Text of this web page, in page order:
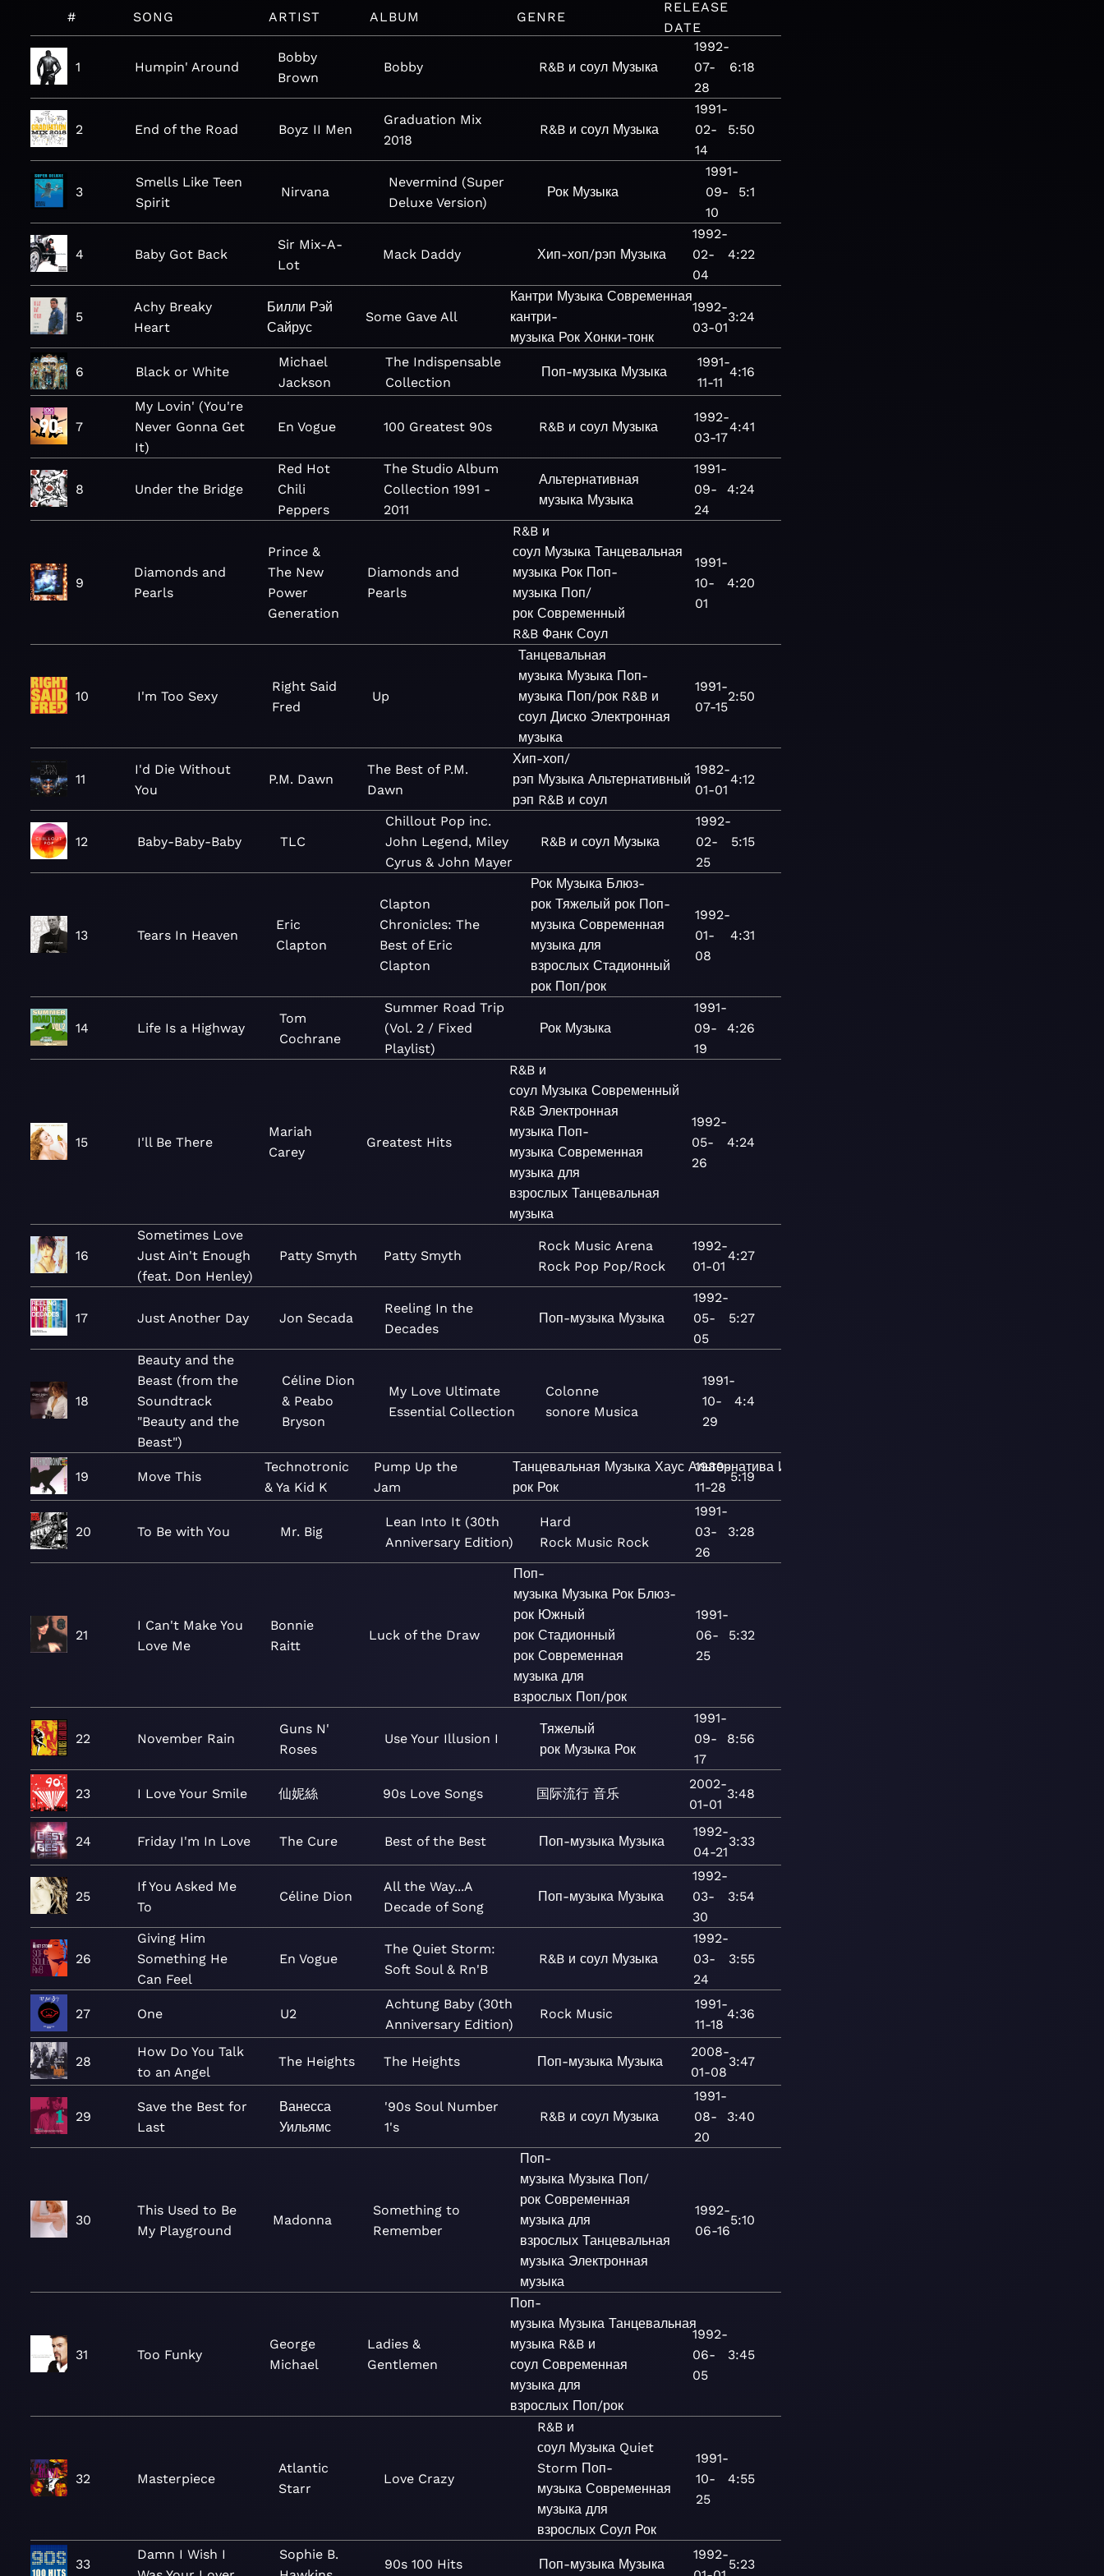
# SONG ARTIST ALBUM GENRE
RELEASE
DATE
1 Humpin' Around
Bobby
Brown
Bobby R&B и соул Музыка
1992-
07-
28
6:18
2 End of the Road Boyz II Men
Graduation Mix
2018
R&B и соул Музыка
1991-
02-
14
5:50
3
Smells Like Teen
Spirit
Nirvana
Nevermind (Super
Deluxe Version)
Рок Музыка
1991-
09-
10
5:1
4 Baby Got Back
Sir Mix-A-
Lot
Mack Daddy Хип-хоп/рэп Музыка
1992-
02-
04
4:22
5
Achy Breaky
Heart
Билли Рэй
Сайрус
Some Gave All
Кантри Музыка Современная
кантри-
музыка Рок Хонки-тонк
1992-
03-01
3:24
6 Black or White
Michael
Jackson
The Indispensable
Collection
Поп-музыка Музыка
1991-
11-11
4:16
7
My Lovin' (You're
Never Gonna Get
It)
En Vogue 100 Greatest 90s R&B и соул Музыка
1992-
03-17
4:41
8 Under the Bridge
Red Hot
Chili
Peppers
The Studio Album
Collection 1991 -
2011
Альтернативная
музыка Музыка
1991-
09-
24
4:24
9
Diamonds and
Pearls
Prince &
The New
Power
Generation
Diamonds and
Pearls
R&B и
соул Музыка Танцевальная
музыка Рок Поп-
музыка Поп/
рок Современный
R&B Фанк Соул
1991-
10-
01
4:20
10 I'm Too Sexy
Right Said
Fred
Up
Танцевальная
музыка Музыка Поп-
музыка Поп/рок R&B и
соул Диско Электронная
музыка
1991-
07-15
2:50
11
I'd Die Without
You
P.M. Dawn
The Best of P.M.
Dawn
Хип-хоп/
рэп Музыка Альтернативный
рэп R&B и соул
1982-
01-01
4:12
12 Baby-Baby-Baby TLC
Chillout Pop inc.
John Legend, Miley
Cyrus & John Mayer
R&B и соул Музыка
1992-
02-
25
5:15
13 Tears In Heaven
Eric
Clapton
Clapton
Chronicles: The
Best of Eric
Clapton
Рок Музыка Блюз-
рок Тяжелый рок Поп-
музыка Современная
музыка для
взрослых Стадионный
рок Поп/рок
1992-
01-
08
4:31
14 Life Is a Highway
Tom
Cochrane
Summer Road Trip
(Vol. 2 / Fixed
Playlist)
Рок Музыка
1991-
09-
19
4:26
15 I'll Be There
Mariah
Carey
Greatest Hits
R&B и
соул Музыка Современный
R&B Электронная
музыка Поп-
музыка Современная
музыка для
взрослых Танцевальная
музыка
1992-
05-
26
4:24
16
Sometimes Love
Just Ain't Enough
(feat. Don Henley)
Patty Smyth Patty Smyth
Rock Music Arena
Rock Pop Pop/Rock
1992-
01-01
4:27
17 Just Another Day Jon Secada
Reeling In the
Decades
Поп-музыка Музыка
1992-
05-
05
5:27
18
Beauty and the
Beast (from the
Soundtrack
"Beauty and the
Beast")
Céline Dion
& Peabo
Bryson
My Love Ultimate
Essential Collection
Colonne
sonore Musica
1991-
10-
29
4:4
19 Move This
Technotronic
& Ya Kid K
Pump Up the
Jam
Танцевальная Музыка Хаус Альтернатива Инди-
рок Рок
1989-
11-28
5:19
20 To Be with You Mr. Big
Lean Into It (30th
Anniversary Edition)
Hard
Rock Music Rock
1991-
03-
26
3:28
21
I Can't Make You
Love Me
Bonnie
Raitt
Luck of the Draw
Поп-
музыка Музыка Рок Блюз-
рок Южный
рок Стадионный
рок Современная
музыка для
взрослых Поп/рок
1991-
06-
25
5:32
22 November Rain
Guns N'
Roses
Use Your Illusion I
Тяжелый
рок Музыка Рок
1991-
09-
17
8:56
23 I Love Your Smile 仙妮絲 90s Love Songs 国际流行 音乐
2002-
01-01
3:48
24 Friday I'm In Love The Cure Best of the Best Поп-музыка Музыка
1992-
04-21
3:33
25
If You Asked Me
To
Céline Dion
All the Way...A
Decade of Song
Поп-музыка Музыка
1992-
03-
30
3:54
26
Giving Him
Something He
Can Feel
En Vogue
The Quiet Storm:
Soft Soul & Rn'B
R&B и соул Музыка
1992-
03-
24
3:55
27 One U2
Achtung Baby (30th
Anniversary Edition)
Rock Music
1991-
11-18
4:36
28
How Do You Talk
to an Angel
The Heights The Heights Поп-музыка Музыка
2008-
01-08
3:47
29
Save the Best for
Last
Ванесса
Уильямс
'90s Soul Number
1's
R&B и соул Музыка
1991-
08-
20
3:40
30
This Used to Be
My Playground
Madonna
Something to
Remember
Поп-
музыка Музыка Поп/
рок Современная
музыка для
взрослых Танцевальная
музыка Электронная
музыка
1992-
06-16
5:10
31 Too Funky
George
Michael
Ladies &
Gentlemen
Поп-
музыка Музыка Танцевальная
музыка R&B и
соул Современная
музыка для
взрослых Поп/рок
1992-
06-
05
3:45
32 Masterpiece
Atlantic
Starr
Love Crazy
R&B и
соул Музыка Quiet
Storm Поп-
музыка Современная
музыка для
взрослых Соул Рок
1991-
10-
25
4:55
33
Damn I Wish I
Sophie B.
90s 100 Hits Поп-музыка Музыка
1992-
5:23